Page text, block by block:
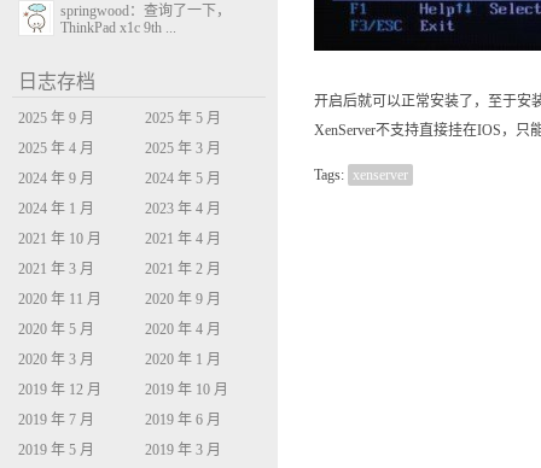
开启后就可以正常安装了，至于安
XenServer不支持直接挂在IOS，
Tags: xenserver
springwood：查询了一下，
ThinkPad x1c 9th ...
日志存档
2025 年 9 月
2025 年 5 月
2025 年 4 月
2025 年 3 月
2024 年 9 月
2024 年 5 月
2024 年 1 月
2023 年 4 月
2021 年 10 月
2021 年 4 月
2021 年 3 月
2021 年 2 月
2020 年 11 月
2020 年 9 月
2020 年 5 月
2020 年 4 月
2020 年 3 月
2020 年 1 月
2019 年 12 月
2019 年 10 月
2019 年 7 月
2019 年 6 月
2019 年 5 月
2019 年 3 月